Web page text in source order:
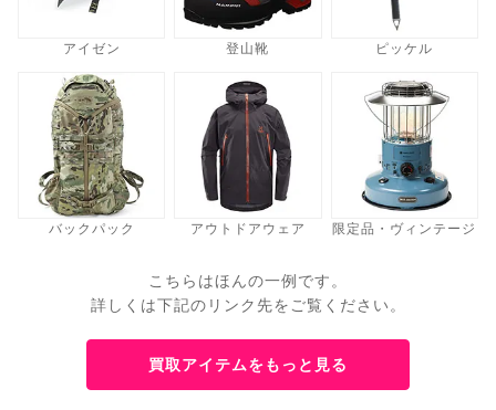
アイゼン 登山靴 ピッケル
バックパック アウトドアウェア 限定品・ヴィンテージ
こちらはほんの一例です。
詳しくは下記のリンク先をご覧ください。
買取アイテムをもっと見る